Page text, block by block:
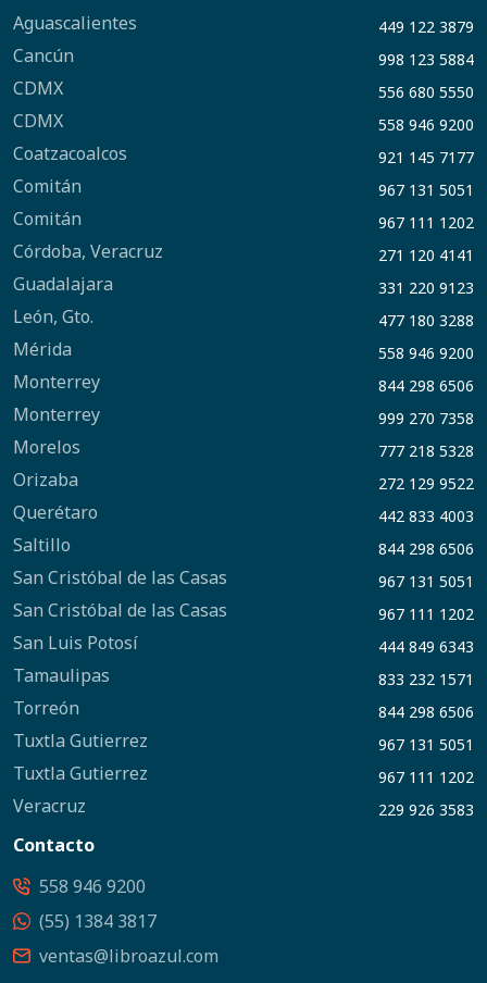
Aguascalientes
449 122 3879
Cancún 998 123 5884
CDMX 556 680 5550
CDMX 558 946 9200
Coatzacoalcos 921 145 7177
Comitán 967 131 5051
Comitán 967 111 1202
Córdoba, Veracruz 271 120 4141
Guadalajara 331 220 9123
León, Gto. 477 180 3288
Mérida 558 946 9200
Monterrey 844 298 6506
Monterrey 999 270 7358
Morelos 777 218 5328
Orizaba 272 129 9522
Querétaro 442 833 4003
Saltillo 844 298 6506
San Cristóbal de las Casas 967 131 5051
San Cristóbal de las Casas 967 111 1202
San Luis Potosí 444 849 6343
Tamaulipas 833 232 1571
Torreón 844 298 6506
Tuxtla Gutierrez 967 131 5051
Tuxtla Gutierrez 967 111 1202
Veracruz 229 926 3583
Contacto
558 946 9200
(55) 1384 3817
ventas@libroazul.com